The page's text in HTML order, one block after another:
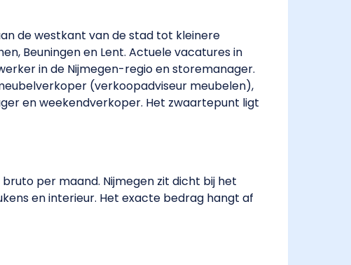
de westkant van de stad tot kleinere
Beuningen en Lent. Actuele vacatures in
in de Nijmegen-regio en storemanager.
(verkoopadviseur meubelen),
en weekendverkoper. Het zwaartepunt ligt
per maand. Nijmegen zit dicht bij het
en interieur. Het exacte bedrag hangt af